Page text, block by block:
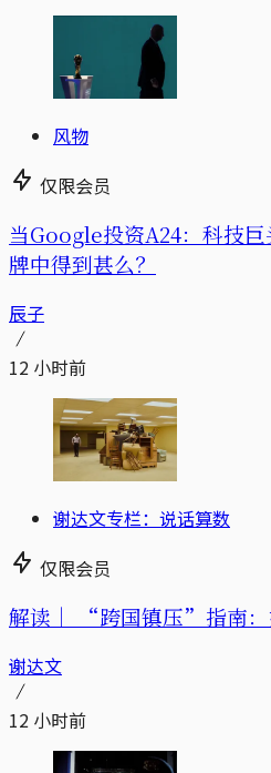
风物
仅限会员
当Google投资A24：科技
牌中得到甚么？
辰子
12 小时前
谢达文专栏：说话算数
仅限会员
解读｜ “跨国镇压”指南：
谢达文
12 小时前